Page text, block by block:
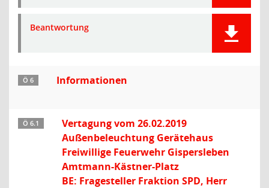
Beantwortung
Ö 6 Informationen
Ö 6.1
Vertagung vom 26.02.2019
Außenbeleuchtung Gerätehaus
Freiwillige Feuerwehr Gispersleben
Amtmann-Kästner-Platz
BE: Fragesteller Fraktion SPD, Herr